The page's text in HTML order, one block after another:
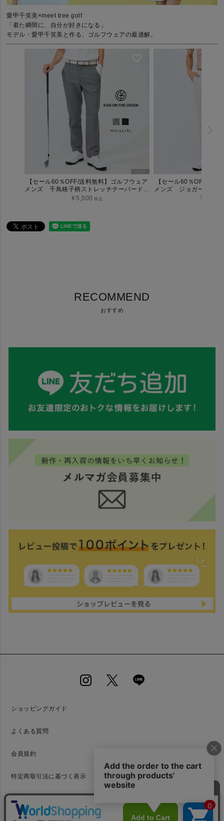
愛甲千笑美×meet tree golf
「着た瞬間に、自分が好きになる」
モデル・愛甲千笑美と作る、ゴルフウェアの最適解。
【セール60％OFF/送料無料】ゴルフウェア
メンズ 千鳥格子柄ストレッチテーパードパ
ンツ フルレングス【M～3Lサイズ展開】
¥5,500 税込
【セール60％OFF/送
メンズ ジョガーパン
～3Lサイ
¥
RECOMMEND
おすすめ
ショッピングガイド
よくある質問
会員規約
特定商取引法に基づく表示
プライバシーポリシー